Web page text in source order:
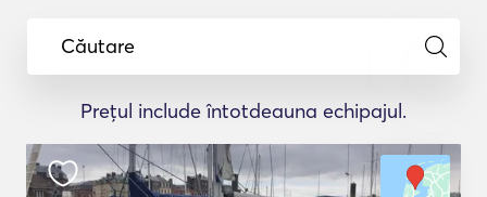
Căutare
Prețul include întotdeauna echipajul.